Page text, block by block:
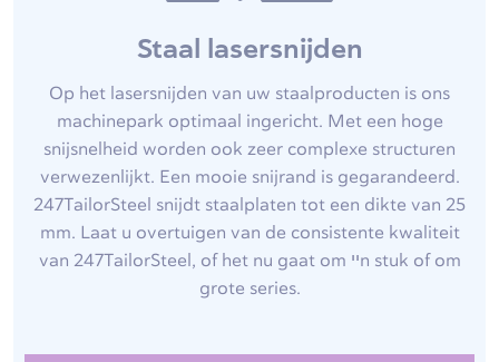
Staal lasersnijden
Op het lasersnijden van uw staalproducten is ons
machinepark optimaal ingericht. Met een hoge
snijsnelheid worden ook zeer complexe structuren
verwezenlijkt. Een mooie snijrand is gegarandeerd.
247TailorSteel snijdt staalplaten tot een dikte van 25
mm. Laat u overtuigen van de consistente kwaliteit
van 247TailorSteel, of het nu gaat om ייn stuk of om
grote series.